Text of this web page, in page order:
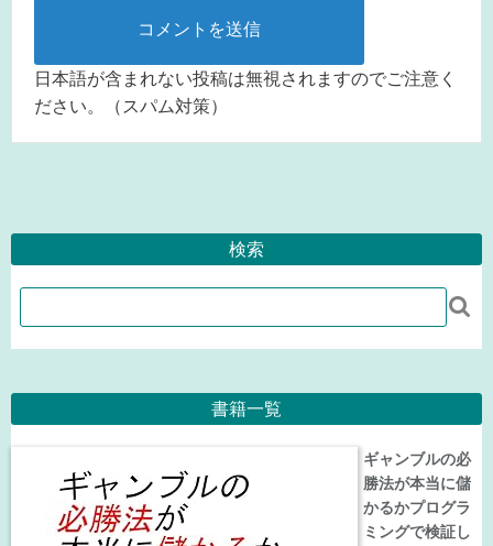
日本語が含まれない投稿は無視されますのでご注意く
ださい。（スパム対策）
検索

書籍一覧
ギャンブルの必
勝法が本当に儲
かるかプログラ
ミングで検証し